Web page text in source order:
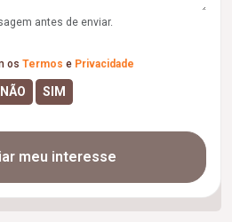
antes de enviar.
os Termos e Privacidade
meu interesse